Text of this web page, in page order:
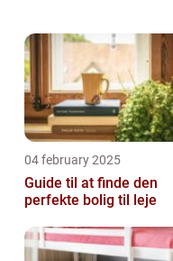
04 february 2025
Guide til at finde den
perfekte bolig til leje